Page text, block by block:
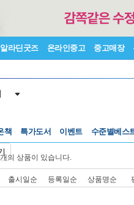
알라딘굿즈 온라인중고 중고매장
책 특가도서 이벤트
수준별베스
개의 상품이 있습니다.
출시일순 등록일순 상품명순